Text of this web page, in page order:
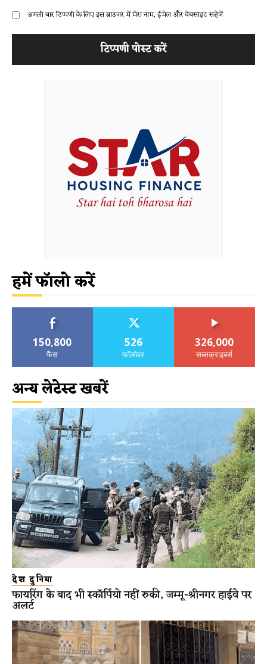
अगली बार टिप्पणी के लिए इस ब्राउज़र में मेरा नाम, ईमेल और वेबसाइट सहेजें
हमें फॉलो करें
150,800
फैंस
526
फॉलोवर
326,000
सब्सक्राइबर्स
अन्य लेटेस्ट खबरें
देश दुनिया
फायरिंग के बाद भी स्कॉर्पियो नहीं रुकी, जम्मू-श्रीनगर हाईवे पर
अलर्ट